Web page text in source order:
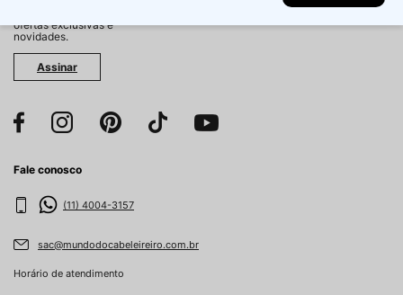
ofertas exclusivas e
novidades.
Assinar
Fale conosco
(11) 4004-3157
sac@mundodocabeleireiro.com.br
Horário de atendimento